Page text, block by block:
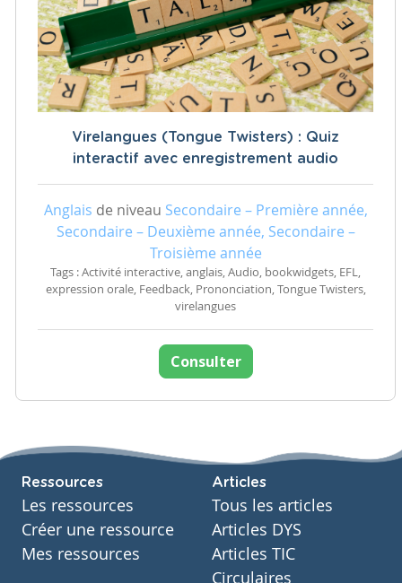
Virelangues (Tongue Twisters) : Quiz
interactif avec enregistrement audio
Anglais de niveau Secondaire – Première année,
Secondaire – Deuxième année, Secondaire –
Troisième année
Tags : Activité interactive, anglais, Audio, bookwidgets, EFL,
expression orale, Feedback, Prononciation, Tongue Twisters,
virelangues
Consulter
Ressources
Les ressources
Créer une ressource
Mes ressources
Articles
Tous les articles
Articles DYS
Articles TIC
Circulaires